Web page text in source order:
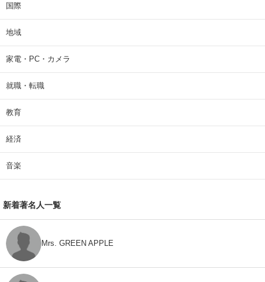
国際
地域
家電・PC・カメラ
就職・転職
教育
経済
音楽
新着著名人一覧
Mrs. GREEN APPLE